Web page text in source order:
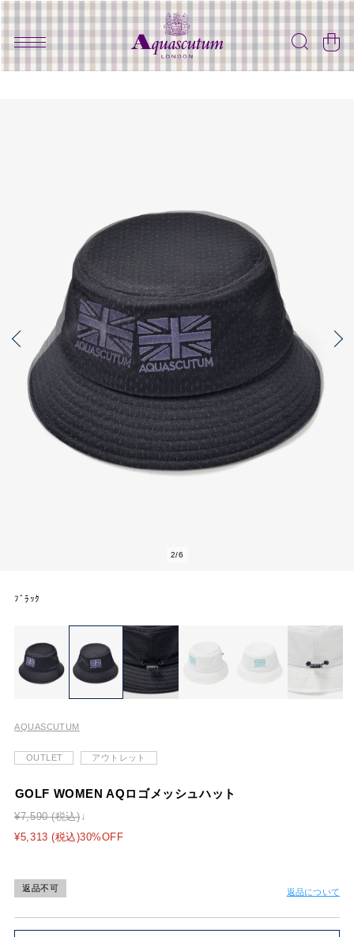
2/6
ﾌﾞﾗｯｸ
AQUASCUTUM
OUTLET アウトレット
GOLF WOMEN AQロゴメッシュハット
¥7,590 (税込)
¥5,313 (税込)30%OFF
返品不可 返品について